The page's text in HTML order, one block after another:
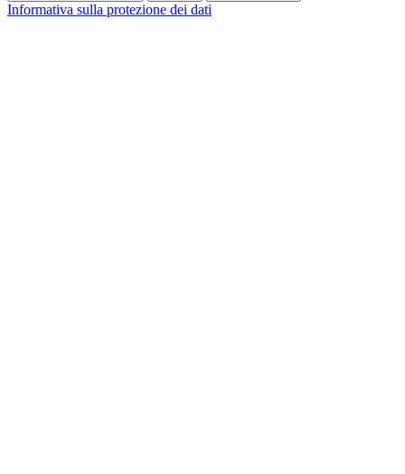
Informativa sulla protezione dei dati